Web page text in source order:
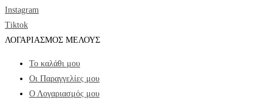
Instagram
Tiktok
ΛΟΓΑΡΙΑΣΜΟΣ ΜΕΛΟΥΣ
Το καλάθι μου
Οι Παραγγελίες μου
Ο Λογαριασμός μου